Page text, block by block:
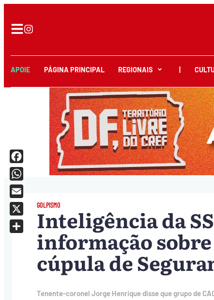
APOIE PÁGINA PRINCIPAL REGIONAIS
GOLPISMO
Inteligência da
informação
cúpula de
Tenente-coronel Jorge Henrique disse que grupo de
Facebook
WhatsApp
Email
X